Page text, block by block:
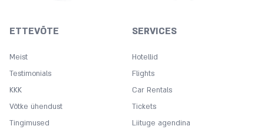
Buffet
Chapel
Coffee
Concierge
ETTEVÕTE
Meist
Testimonials
KKK
Võtke ühendust
Tingimused
SERVICES
Hotellid
Flights
Car Rentals
Tickets
Liituge agendina